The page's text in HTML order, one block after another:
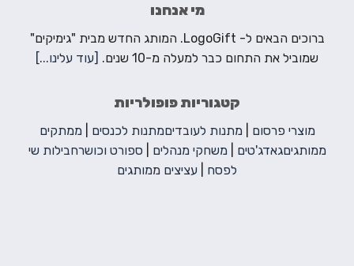
מי אנחנו
ברוכים הבאים ל- LogoGift. המותג החדש מבית "גימיקים"
שמוביל את התחום כבר למעלה מ-10 שנים.
[עוד עלינו...]
קטגוריות פופולריות
מוצרי פרסום מתנות לעובדיםמתנות לכנסים
ממתקים
ממותגיםגאדג'טים משחקי מנהלים ספורט וכושרחבילות שי
לפסח
עציצים ממותגים